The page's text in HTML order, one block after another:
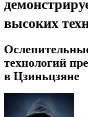
высоких
технологий
в Цзиньцзяне